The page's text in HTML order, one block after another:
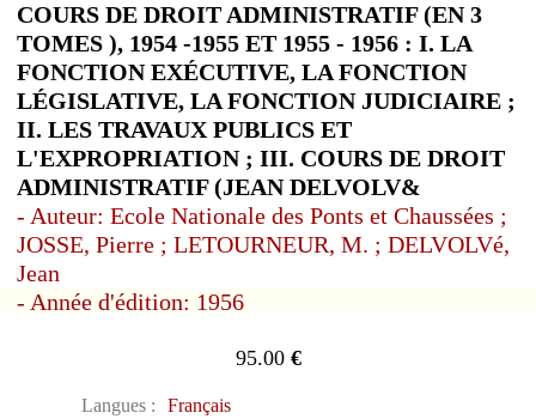
COURS DE DROIT ADMINISTRATIF (EN 3
TOMES ), 1954 -1955 ET 1955 - 1956 : I. LA
FONCTION EXÉCUTIVE, LA FONCTION
LÉGISLATIVE, LA FONCTION JUDICIAIRE ;
II. LES TRAVAUX PUBLICS ET
L'EXPROPRIATION ; III. COURS DE DROIT
ADMINISTRATIF (JEAN DELVOLV&
- Auteur: Ecole Nationale des Ponts et Chaussées ;
JOSSE, Pierre ; LETOURNEUR, M. ; DELVOLVé,
Jean
- Année d'édition: 1956
95.00€
Langues :
Français